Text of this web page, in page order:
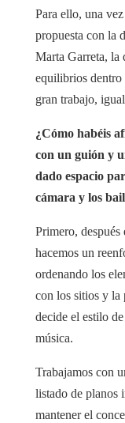
Para ello, una
propuesta con la
Marta Garreta, la
equilibrios dentro
gran trabajo,
¿Cómo habéis
con un guión y
dado espacio
cámara y los
Primero,
hacemos un
ordenando los
con los sitios y la
decide el estilo
música.
Trabajamos con
listado de planos
mantener el